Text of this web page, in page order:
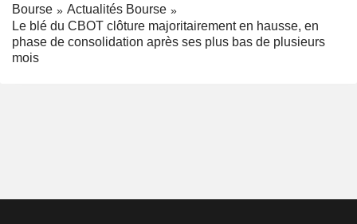
Bourse
Actualités Bourse
Le blé du CBOT clôture majoritairement en hausse, en
phase de consolidation après ses plus bas de plusieurs
mois